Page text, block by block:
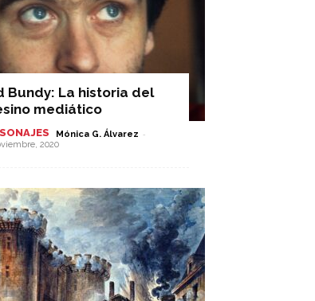
Bundy: La historia del
mediático
Mónica G. Álvarez -
2020